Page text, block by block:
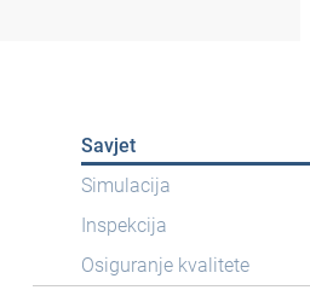
Savjet
Simulacija
Inspekcija
Osiguranje kvalitete